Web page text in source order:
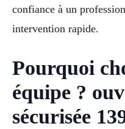
confiance à un
intervention rapide.
Pourquoi
équipe ?
sécurisée